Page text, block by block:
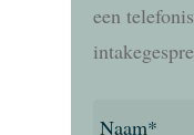
een
Naam *